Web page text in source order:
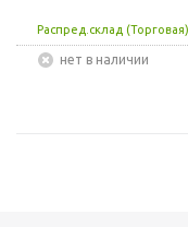
Распред.склад (Торговая)
Нет в наличии